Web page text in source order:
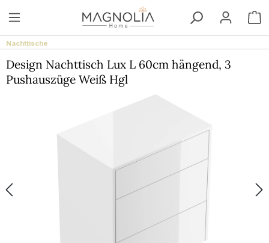
Zum Hauptinhalt springen
Nachttische
Design Nachttisch Lux L 60cm hängend, 3
Pushauszüge Weiß Hgl